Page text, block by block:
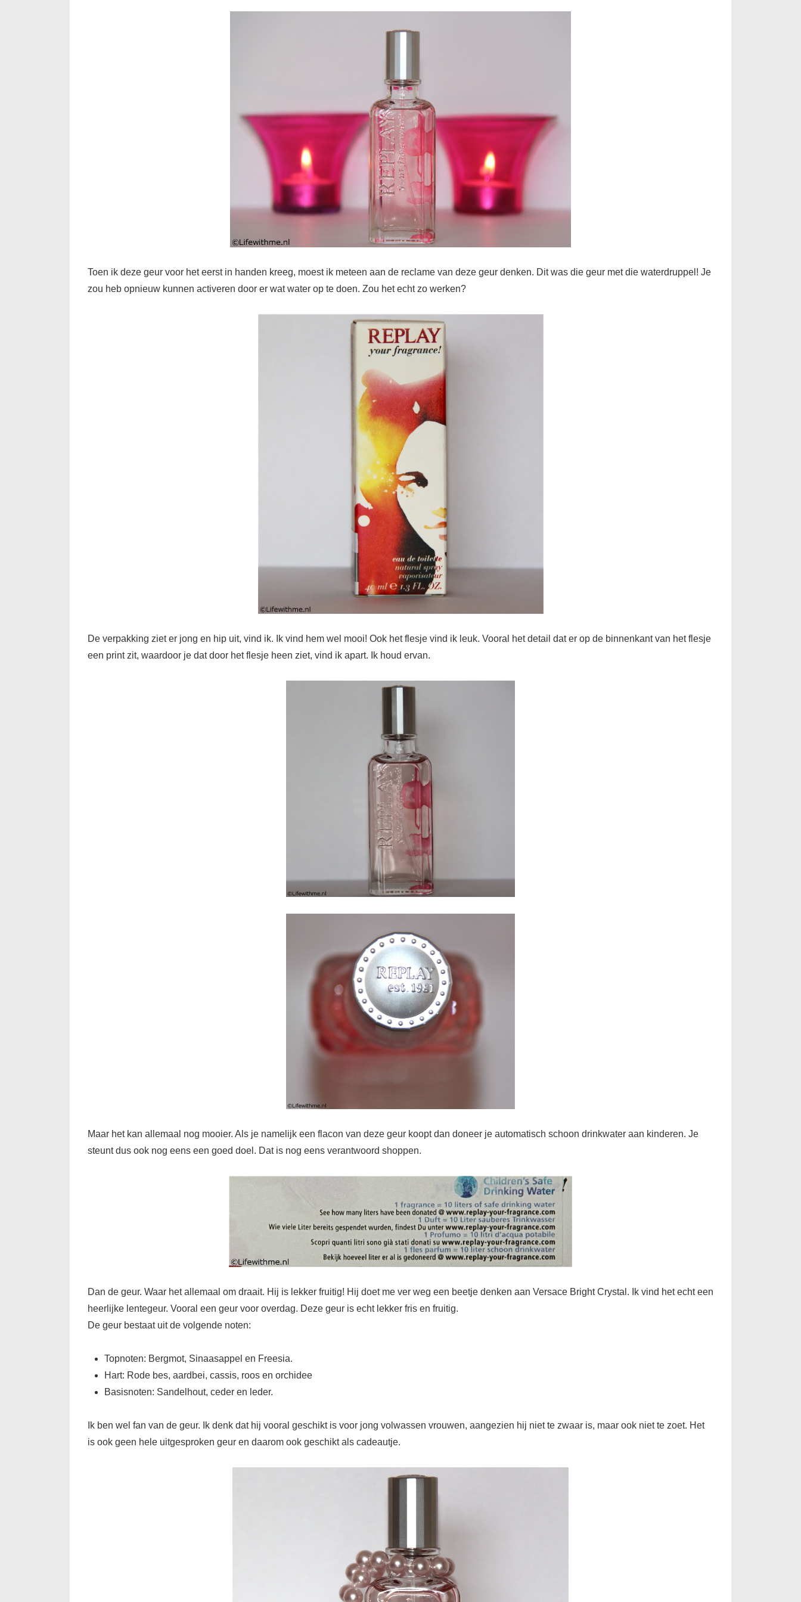
Toen ik deze geur voor het eerst in handen kreeg, moest ik meteen aan de reclame van deze geur denken. Dit was die geur met die waterdruppel! Je
zou heb opnieuw kunnen activeren door er wat water op te doen. Zou het echt zo werken?
De verpakking ziet er jong en hip uit, vind ik. Ik vind hem wel mooi! Ook het flesje vind ik leuk. Vooral het detail dat er op de binnenkant van het flesje
een print zit, waardoor je dat door het flesje heen ziet, vind ik apart. Ik houd ervan.
Maar het kan allemaal nog mooier. Als je namelijk een flacon van deze geur koopt dan doneer je automatisch schoon drinkwater aan kinderen. Je
steunt dus ook nog eens een goed doel. Dat is nog eens verantwoord shoppen.
Dan de geur. Waar het allemaal om draait. Hij is lekker fruitig! Hij doet me ver weg een beetje denken aan Versace Bright Crystal. Ik vind het echt een
heerlijke lentegeur. Vooral een geur voor overdag. Deze geur is echt lekker fris en fruitig.
De geur bestaat uit de volgende noten:
Topnoten: Bergmot, Sinaasappel en Freesia.
Hart: Rode bes, aardbei, cassis, roos en orchidee
Basisnoten: Sandelhout, ceder en leder.
Ik ben wel fan van de geur. Ik denk dat hij vooral geschikt is voor jong volwassen vrouwen, aangezien hij niet te zwaar is, maar ook niet te zoet. Het
is ook geen hele uitgesproken geur en daarom ook geschikt als cadeautje.